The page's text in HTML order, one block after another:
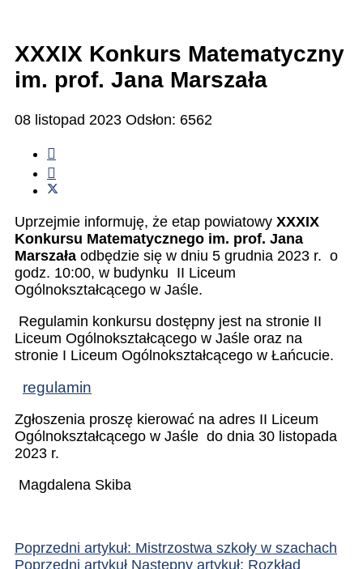
XXXIX Konkurs Matematyczny
im. prof. Jana Marszała
08 listopad 2023 Odsłon: 6562
Uprzejmie informuję, że etap powiatowy XXXIX
Konkursu Matematycznego im. prof. Jana
Marszała odbędzie się w dniu 5 grudnia 2023 r. o
godz. 10:00, w budynku II Liceum
Ogólnokształcącego w Jaśle.
Regulamin konkursu dostępny jest na stronie II
Liceum Ogólnokształcącego w Jaśle oraz na
stronie I Liceum Ogólnokształcącego w Łańcucie.
regulamin
Zgłoszenia proszę kierować na adres II Liceum
Ogólnokształcącego w Jaśle do dnia 30 listopada
2023 r.
Magdalena Skiba
Poprzedni artykuł: Mistrzostwa szkoły w szachach
Poprzedni artykuł Następny artykuł: Rozkład